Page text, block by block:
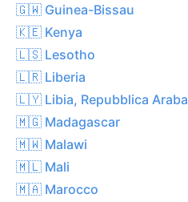
🇬🇼 Guinea-Bissau
🇰🇪 Kenya
🇱🇸 Lesotho
🇱🇷 Liberia
🇱🇾 Libia, Repubblica Araba
🇲🇬 Madagascar
🇲🇼 Malawi
🇲🇱 Mali
🇲🇦 Marocco